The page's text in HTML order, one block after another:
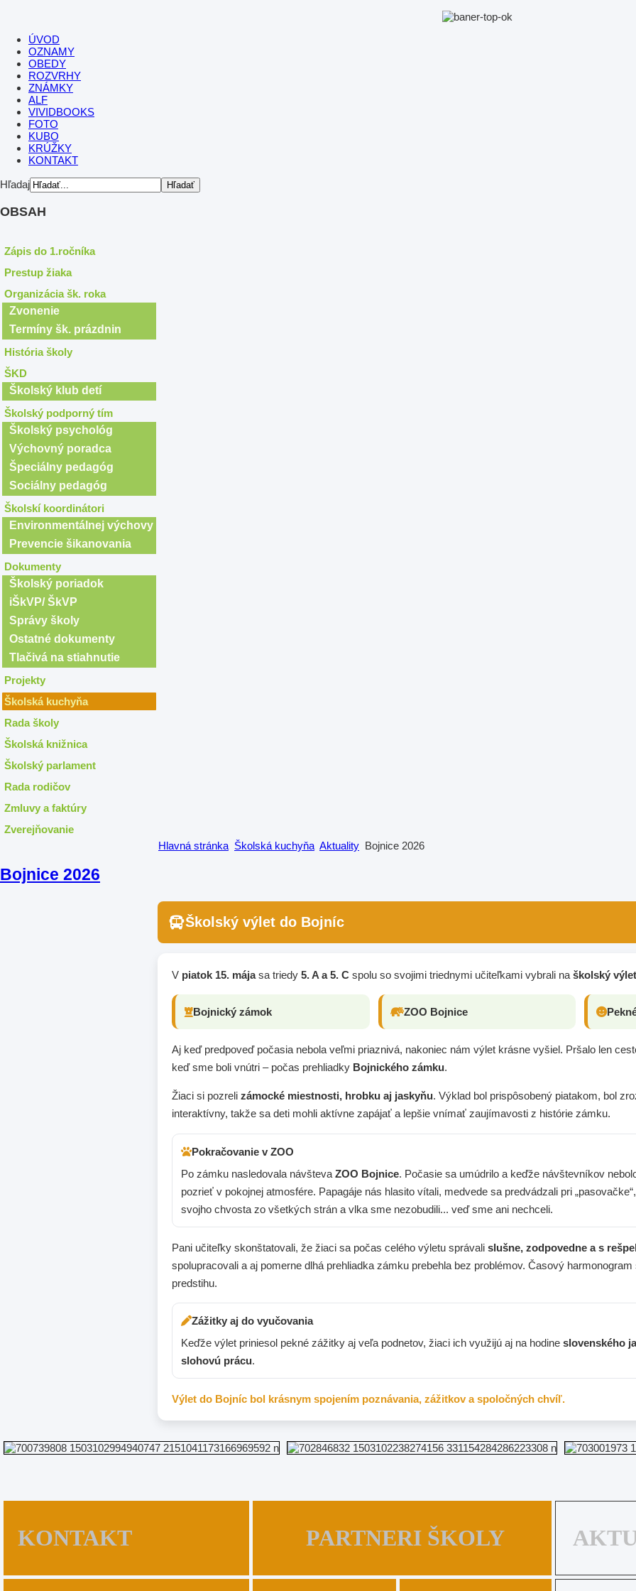
ÚVOD
OZNAMY
OBEDY
ROZVRHY
ZNÁMKY
ALF
VIVIDBOOKS
FOTO
KUBO
KRÚŽKY
KONTAKT
Hľadaj
OBSAH
Zápis do 1.ročníka
Prestup žiaka
Organizácia šk. roka
Zvonenie
Termíny šk. prázdnin
História školy
ŠKD
Školský klub detí
Školský podporný tím
Školský psychológ
Výchovný poradca
Špeciálny pedagóg
Sociálny pedagóg
Školskí koordinátori
Environmentálnej výchovy
Prevencie šikanovania
Dokumenty
Školský poriadok
iŠkVP/ ŠkVP
Správy školy
Ostatné dokumenty
Tlačivá na stiahnutie
Projekty
Školská kuchyňa
Rada školy
Školská knižnica
Školský parlament
Rada rodičov
Zmluvy a faktúry
Zverejňovanie
Hlavná stránka Školská kuchyňa Aktuality Bojnice 2026
Bojnice 2026
Školský výlet do Bojníc
V piatok 15. májasa triedy 5. A a 5. C spolu so svojimi triednymi učiteľkami vybrali na školský
Bojnický zámok ZOO Bojnice
Aj keď predpoveď počasia nebola veľmi priaznivá, nakoniec nám výlet krásne vyšiel. Pršalo len
keď sme boli vnútri – počas prehliadky Bojnického zámku.
Žiaci si pozreli zámocké miestnosti, hrobku aj jaskyňu. Výklad bol prispôsobený piatakom, bol
interaktívny, takže sa deti mohli aktívne zapájať a lepšie vnímať zaujímavosti z histórie zámku.
Pokračovanie v ZOO
Po zámku nasledovala návšteva ZOO Bojnice. Počasie sa umúdrilo a keďže návštevníkov
pozrieť v pokojnej atmosfére. Papagáje nás hlasito vítali, medvede sa predvádzali pri
svojho chvosta zo všetkých strán a vlka sme nezobudili... veď sme ani nechceli.
Pani učiteľky skonštatovali, že žiaci sa počas celého výletu správali slušne, zodpovedne a s
spolupracovali a aj pomerne dlhá prehliadka zámku prebehla bez problémov. Časový
predstihu.
Zážitky aj do vyučovania
Keďže výlet priniesol pekné zážitky aj veľa podnetov, žiaci ich využijú aj na hodine slovenského
slohovú prácu.
Výlet do Bojníc bol krásnym spojením poznávania, zážitkov a spoločných chvíľ.
KONTAKT PARTNERI ŠKOLY